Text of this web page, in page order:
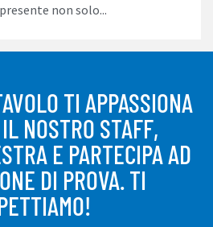
non solo...
TI APPASSIONA
NOSTRO STAFF,
E PARTECIPA AD
DI PROVA. TI